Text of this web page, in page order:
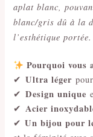
aplat blanc,
blanc/gris dû à la
l’esthétique portée.
Pourquoi vous
✔Ultra léger
✔Design unique
✔Acier
✔ Un bijou pour